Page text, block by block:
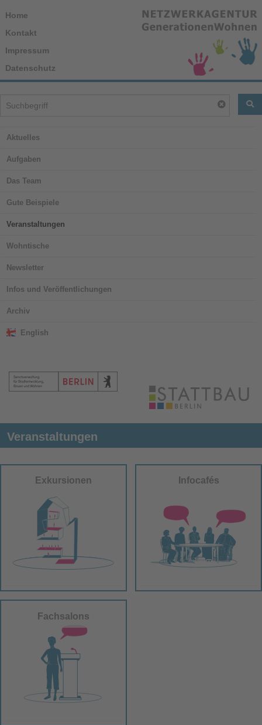
Home
Kontakt
Impressum
Datenschutz
Aktuelles
Aufgaben
Das Team
Gute Beispiele
Veranstaltungen
Wohntische
Newsletter
Infos und Veröffentlichungen
Archiv
English
Veranstaltungen
Exkursionen Infocafés
Fachsalons